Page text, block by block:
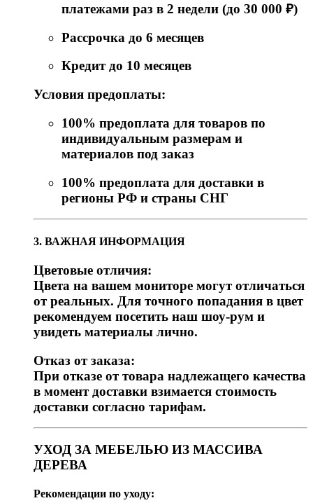
платежами раз в 2 недели (до 30 000 ₽)
Рассрочка до 6 месяцев
Кредит до 10 месяцев
Условия предоплаты:
100% предоплата для товаров по
индивидуальным размерам и
материалов под заказ
100% предоплата для доставки в
регионы РФ и страны СНГ
3. ВАЖНАЯ ИНФОРМАЦИЯ
Цветовые отличия:
Цвета на вашем мониторе могут отличаться
от реальных. Для точного попадания в цвет
рекомендуем посетить наш шоу-рум и
увидеть материалы лично.
Отказ от заказа:
При отказе от товара надлежащего качества
в момент доставки взимается стоимость
доставки согласно тарифам.
УХОД ЗА МЕБЕЛЬЮ ИЗ МАССИВА
ДЕРЕВА
Рекомендации по уходу: